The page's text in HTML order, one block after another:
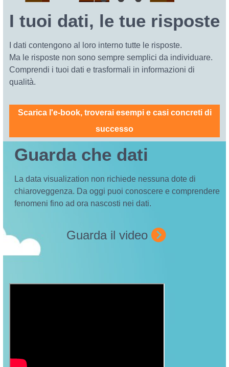
I tuoi dati, le tue risposte
I dati contengono al loro interno tutte le risposte.
Ma le risposte non sono sempre semplici da individuare.
Comprendi i tuoi dati e trasformali in informazioni di
qualità.
Scarica l'e-book, troverai esempi e casi concreti di
successo
Guarda che dati
La data visualization non richiede nessuna dote di
chiaroveggenza. Da oggi puoi conoscere e comprendere
fenomeni fino ad ora nascosti nei dati.
Guarda il video